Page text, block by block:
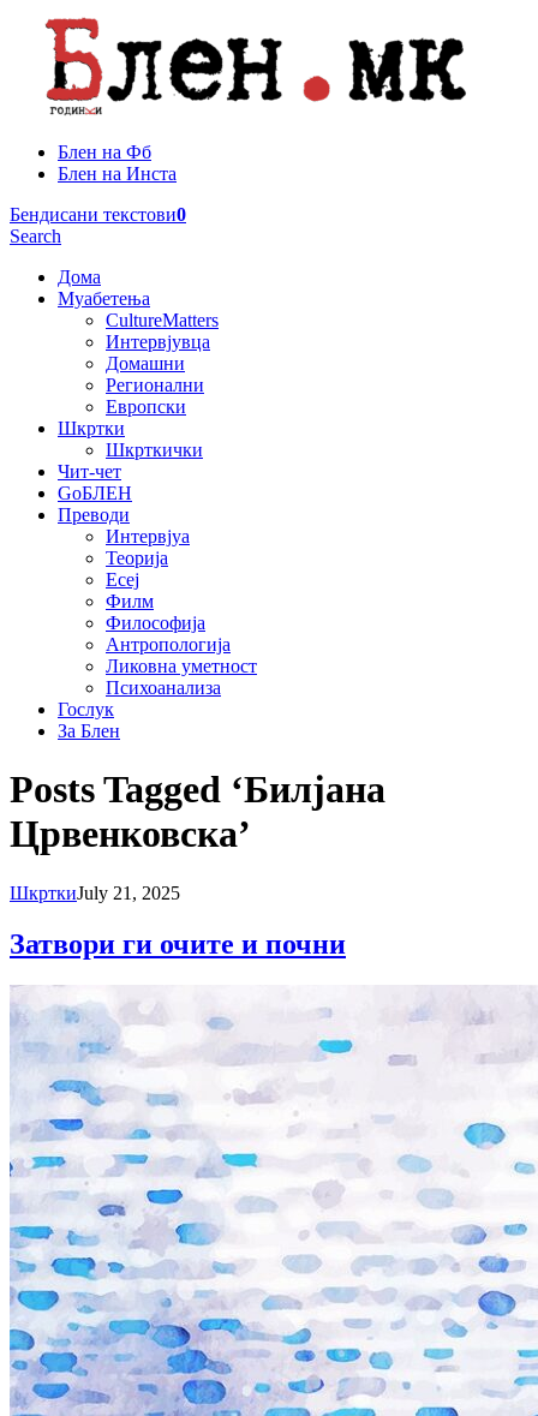
Блен на Фб
Блен на Инста
Бендисани текстови0
Search
Дома
Муабетења
CultureMatters
Интервјувца
Домашни
Регионални
Европски
Шкртки
Шкрткички
Чит-чет
GoБЛЕН
Преводи
Интервјуа
Теорија
Есеј
Филм
Философија
Антропологија
Ликовна уметност
Психоанализа
Гослук
За Блен
Posts Tagged ‘Билјана
Црвенковска’
ШкрткиJuly 21, 2025
Затвори ги очите и почни